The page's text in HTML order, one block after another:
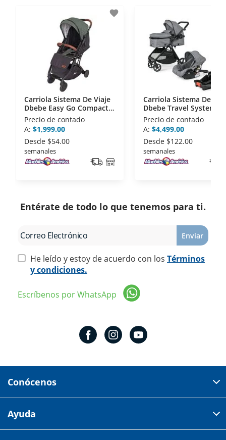
disposiciones legales y Códigos de Ética de la
Asociación Mexicana de Internet (AIMX).
- Nos encontramos en la lista de socios Activos de
la Asociación de Internet.MX.
favorite
Carriola Sistema De Viaje
Dbebe Easy Go Compacta
Verde
Precio de contado
A: $1,999.00
Desde $54.00
semanales
Carriola Sistema De
Dbebe Travel System
Gris
Precio de contado
A: $4,499.00
Desde $122.00
semanales
Entérate de todo lo que tenemos para ti.
Enviar
He leído y estoy de acuerdo con los Términos
y condiciones.
Escríbenos por WhatsApp
Conócenos
Av 18 de marzo # 309. Colonia la Nogalera.
Ayuda